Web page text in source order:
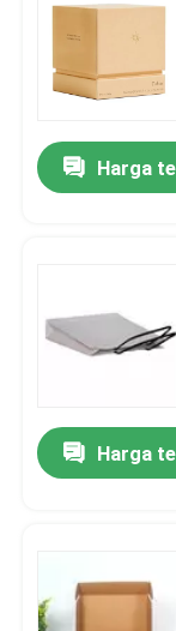
Harga
Harga